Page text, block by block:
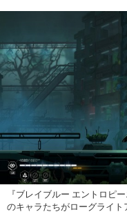
『ブレイブルー エントロピ
のキャラたちがローグライト